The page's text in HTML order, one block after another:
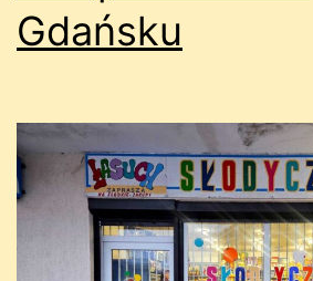
Gdańsku